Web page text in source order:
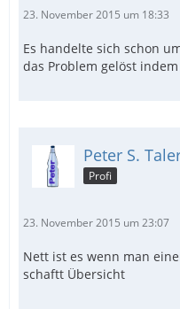
23. November 2015 um 18:33
Es handelte sich schon
das Problem gelöst
Peter S.
Profi
23. November 2015 um 23:07
Nett ist es wenn man
schaftt Übersicht